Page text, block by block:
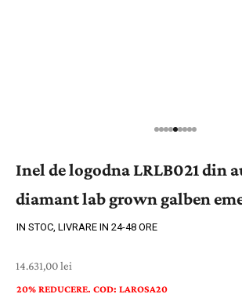
Inel de logodna LRLB021 din
diamant lab grown galben
IN STOC, LIVRARE IN 24-48 ORE
Preț cu reducere
14.631,00 lei
20% REDUCERE. COD: LAROSA20